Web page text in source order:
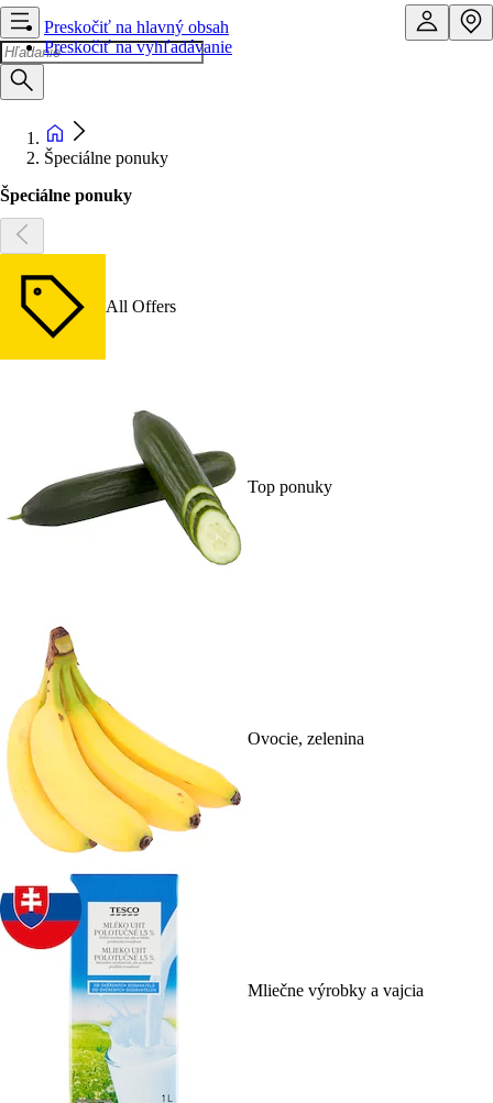
Preskočiť na hlavný obsah
Preskočiť na vyhľadávanie
Špeciálne ponuky
Špeciálne ponuky
All Offers
Top ponuky
Ovocie, zelenina
Mliečne výrobky a vajcia